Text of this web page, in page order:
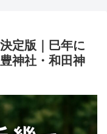
定版｜巳年に
神社・和田神